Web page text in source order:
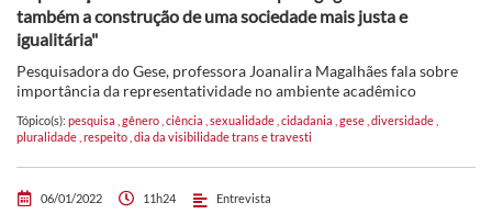
também a construção de uma sociedade mais justa e
igualitária"
Pesquisadora do Gese, professora Joanalira Magalhães fala sobre
importância da representatividade no ambiente acadêmico
Tópico(s): pesquisa gênero ciência sexualidade cidadania gese diversidade
pluralidade respeito dia da visibilidade trans e travesti
06/01/2022 11h24 Entrevista